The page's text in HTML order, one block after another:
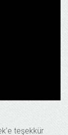
teşekkür